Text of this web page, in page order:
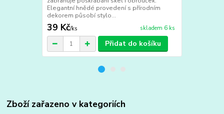
Elegantní hnědé provedení s přírodním
dekorem působí stylo...
39 Kč/ks skladem 6 ks
Přidat do košíku
Zboží zařazeno v kategoriích